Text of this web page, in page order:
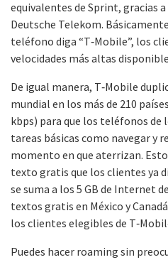
equivalentes de Sprint, gracias
Deutsche Telekom.
teléfono diga “T‑Mobile”, los
velocidades más altas
De igual manera, T‑Mobile
mundial en los más de 210
kbps) para que los teléfonos
tareas básicas como navegar y
momento en que aterrizan.
texto gratis que los clientes ya
se suma a los 5 GB de Internet
textos gratis en México y
los clientes elegibles de
Puedes hacer roaming sin